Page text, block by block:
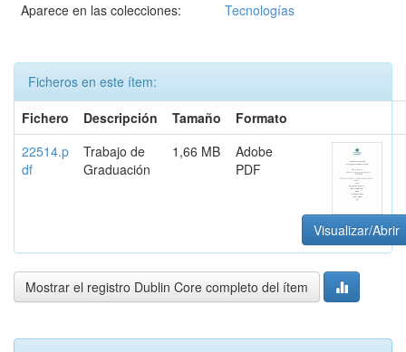
Aparece en las colecciones:
Tecnologías
Ficheros en este ítem:
Fichero
Descripción Tamaño
Formato
22514.p
df
Trabajo de
Graduación
1,66 MB
Adobe
PDF
Visualizar/Abrir
Mostrar el registro Dublin Core completo del ítem